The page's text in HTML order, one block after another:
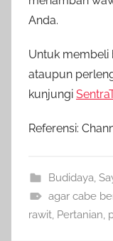
Anda.
Untuk membeli
ataupun
kunjungi
Referensi:
Budidaya,
agar cabe
rawit, Pertanian,